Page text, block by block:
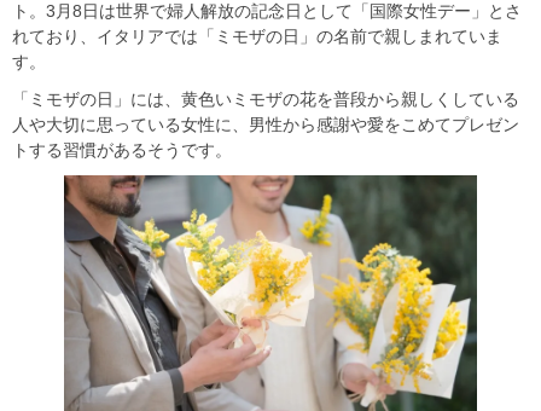
ト。3月8日は世界で婦人解放の記念日として「国際女性デー」とさ
れており、イタリアでは「ミモザの日」の名前で親しまれていま
す。
「ミモザの日」には、黄色いミモザの花を普段から親しくしている
人や大切に思っている女性に、男性から感謝や愛をこめてプレゼン
トする習慣があるそうです。